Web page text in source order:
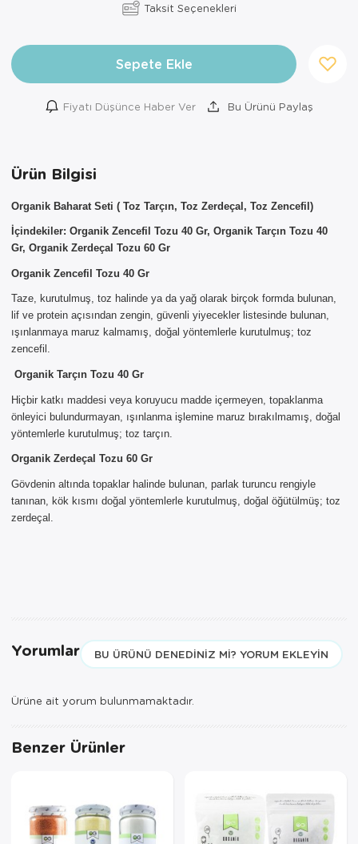
Taksit Seçenekleri
Sepete Ekle
Fiyatı Düşünce Haber Ver Bu Ürünü Paylaş
Ürün Bilgisi
Organik Baharat Seti ( Toz Tarçın, Toz Zerdeçal, Toz Zencefil)
İçindekiler: Organik Zencefil Tozu 40 Gr, Organik Tarçın Tozu 40
Gr, Organik Zerdeçal Tozu 60 Gr
Organik Zencefil Tozu 40 Gr
Taze, kurutulmuş, toz halinde ya da yağ olarak birçok formda bulunan,
lif ve protein açısından zengin, güvenli yiyecekler listesinde bulunan,
ışınlanmaya maruz kalmamış, doğal yöntemlerle kurutulmuş; toz
zencefil.
Organik Tarçın Tozu 40 Gr
Hiçbir katkı maddesi veya koruyucu madde içermeyen, topaklanma
önleyici bulundurmayan, ışınlanma işlemine maruz bırakılmamış, doğal
yöntemlerle kurutulmuş; toz tarçın.
Organik Zerdeçal Tozu 60 Gr
Gövdenin altında topaklar halinde bulunan, parlak turuncu rengiyle
tanınan, kök kısmı doğal yöntemlerle kurutulmuş, doğal öğütülmüş; toz
zerdeçal.
Yorumlar BU ÜRÜNÜ DENEDINIZ MI? YORUM EKLEYIN
Ürüne ait yorum bulunmamaktadır.
Benzer Ürünler
AYNI GÜN
TESLİMAT
×
Sepetinizde AYNI GÜN TESLİMAT
ürünü bulunduğu için AYNI GÜN
TESLİMAT kargo seçeneği dışında
seçemezsiniz. NOT: AYNI GÜN
TESLİMAT hizmeti sadece İSTANBUL
ve 850TL üzeri siparişler için
geçerlidir.